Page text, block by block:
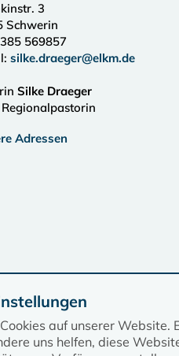
3
Schwerin
569857
silke.draeger@elkm.de
Silke Draeger
Adressen
auf unserer Website.
uns helfen, diese